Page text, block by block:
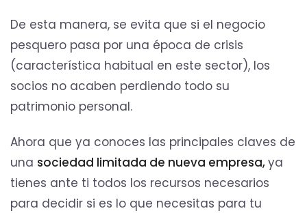
De esta manera, se evita que si el negocio
pesquero pasa por una época de crisis
(característica habitual en este sector), los
socios no acaben perdiendo todo su
patrimonio personal.
Ahora que ya conoces las principales claves de
una sociedad limitada de nueva empresa,ya
tienes ante ti todos los recursos necesarios
para decidir si es lo que necesitas para tu